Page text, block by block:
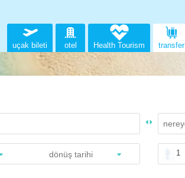
uçak bileti otel transfer
Health Tourism
1